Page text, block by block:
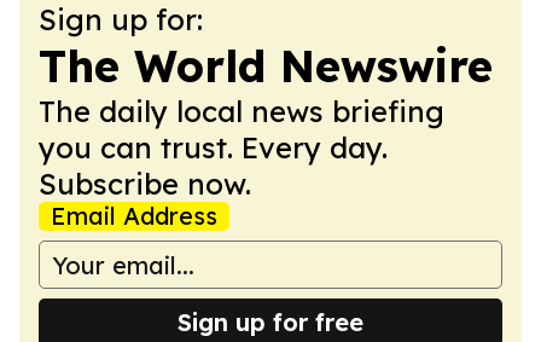
Sign up for:
The World Newswire
The daily local news briefing
you can trust. Every day.
Subscribe now.
Email Address
Sign up for free